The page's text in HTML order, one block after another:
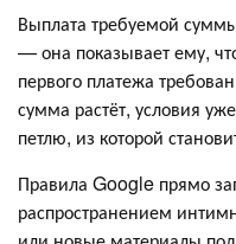
Выплата требуемой
— она показывает ему,
первого платежа
сумма растёт, условия
петлю, из которой
Правила Google прямо
распространением